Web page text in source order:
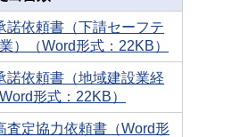
諾依頼書（下請セーフテ
）（Word形式：22KB）
諾依頼書（地域建設業経
形式：22KB）
査定協力依頼書（Word形